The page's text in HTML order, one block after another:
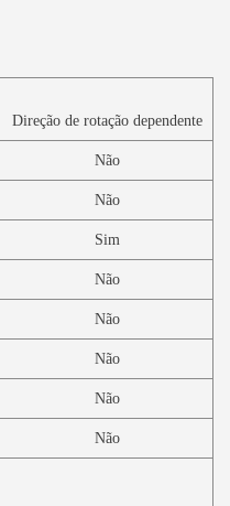
Direção de rotação dependente
Não
Não
Sim
Não
Não
Não
Não
Não